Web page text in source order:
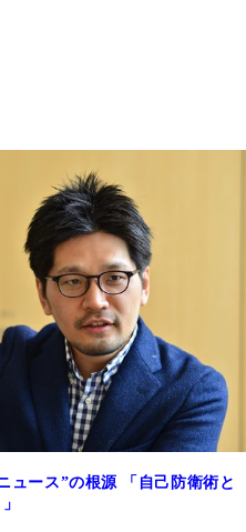
ュース”の根源 「自己防衛術と